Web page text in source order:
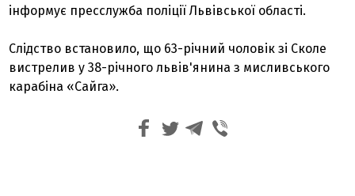
інформує пресслужба поліції Львівської області.
Слідство встановило, що 63-річний чоловік зі Сколе
вистрелив у 38-річного львів'янина з мисливського
карабіна «Сайга».